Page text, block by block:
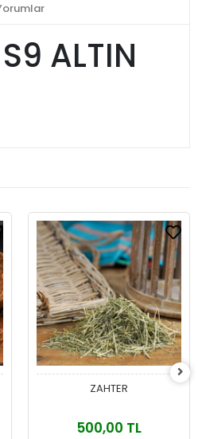
ALTIN
ZAHTER
500,00 TL